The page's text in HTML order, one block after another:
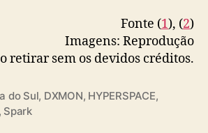
Fonte (1), (2)
Imagens: Reprodução
retirar sem os devidos créditos.
do Sul, DXMON, HYPERSPACE,
, Spark